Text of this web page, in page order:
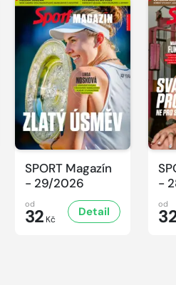
SPORT Magazín
- 29/2026
od
32 Kč
Detail
-
od